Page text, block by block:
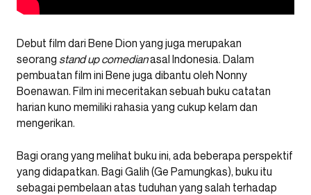
Debut film dari Bene Dion yang juga merupakan
seorang stand up comedianasal Indonesia. Dalam
pembuatan film ini Bene juga dibantu oleh Nonny
Boenawan. Film ini meceritakan sebuah buku catatan
harian kuno memiliki rahasia yang cukup kelam dan
mengerikan.
Bagi orang yang melihat buku ini, ada beberapa perspektif
yang didapatkan. Bagi Galih (Ge Pamungkas), buku itu
sebagai pembelaan atas tuduhan yang salah terhadap